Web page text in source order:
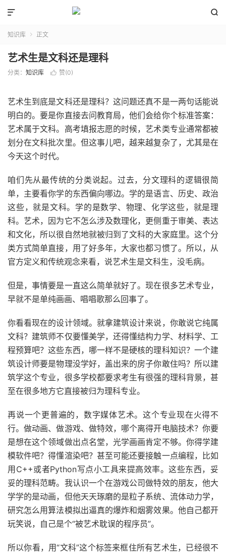


知识库  正文
艺术生是文科还是理科
分类： 知识库  赞(0)
艺术生到底是文科还是理科？这问题还真不是一两句话能说
明白的。要是你直接去问教育局，他们会给你个标准答案：
艺术属于文科。高考填报志愿的时候，艺术类专业通常都被
划分在文科批次里。但这事儿吧，越来越复杂了，尤其是在
今天这个时代。
咱们先从最传统的分类说起。过去，分文理科的逻辑很简
单，主要看你学的东西偏向哪边。学的是语言、历史、政治
这些，就是文科。学的是数学、物理、化学这些，就是理
科。艺术，因为它不怎么涉及数理化，更侧重于审美、表达
和文化，所以很自然地就被归到了文科的大家庭里。这个分
类方式简单直接，用了好多年，大家也都习惯了。所以，从
官方定义和传统观念来看，说艺术生是文科生，没毛病。
但是，事情要是一直这么简单就好了。现在很多艺术专业，
早就不是单纯画画、唱唱歌那么回事了。
你看看现在的设计领域。就拿建筑设计来说，你敢说它纯属
文科？建筑师不仅要懂美学，还得懂结构力学、材料学、工
程预算吧？这些东西，哪一样不是硬核的理科知识？一个建
筑设计师要是物理没学好，盖出来的房子你敢住吗？所以建
筑学这个专业，很多学校都要求考生有很强的理科背景，甚
至在很多地方它直接被归为理科专业。
再说一个更普遍的，数字媒体艺术。这个专业现在火得不
行。做动画、做游戏、做特效，哪个离得开电脑技术？你要
是想在这个领域做出点名堂，光学画画肯定不够。你得学建
模软件吧？得懂渲染吧？甚至可能还要接触一点编程，比如
用C++或者Python写点小工具来提高效率。这些东西，妥
妥的理科范畴。我认识一个在游戏公司做特效的朋友，他大
学学的是动画，但他天天琢磨的是粒子系统、流体动力学，
研究怎么用算法模拟出逼真的爆炸和烟雾效果。他自己都开
玩笑说，自己是个“被艺术耽误的程序员”。
所以你看，用“文科”这个标签来框住所有艺术生，已经很不